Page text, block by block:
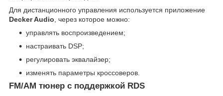
Для дистанционного управления используется приложение
Decker Audio , через которое можно:
управлять воспроизведением;
настраивать DSP;
регулировать эквалайзер;
изменять параметры кроссоверов.
FM/AM тюнер с поддержкой RDS